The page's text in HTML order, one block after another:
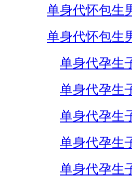
单身代怀包生
单身代怀包生
单身代孕生
单身代孕生
单身代孕生
单身代孕生
单身代孕生